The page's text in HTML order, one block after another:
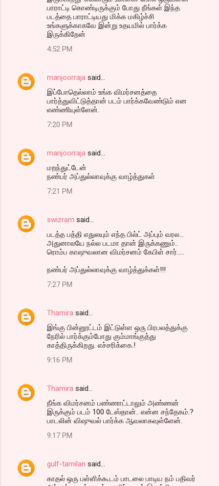
பாராட்டி கொண்டிருக்கும் போது நீங்கள் இந்த
படத்தை பாராட்டியது மிக்க மகிழ்ச்சி
உங்களுக்காகவே இன்று உதயமில் பார்க்க
இருக்கிறேன்
4:52 PM
manjoorraja said…
இப்போதெல்லாம் உங்க விமர்சனத்தை
பார்த்துவிட்டுத்தான் படம் பார்க்கவேண்டும் என
எண்ணியுள்ளேன்.
7:20 PM
manjoorraja said…
மறந்துட்டேன்
நண்பர் அப்துல்லாவுக்கு வாழ்த்துகள்
7:21 PM
swizram said…
படத்த பத்தி எதுலயும் எந்த பில்ட் அப்பும் வரல...
அதுனாலயே நல்ல படமா தான் இருக்கணும்..
ரொம்ப காஷுவலான விமர்சனம் கேபிள் சார்.....
நண்பர் அப்துல்லாவுக்கு வாழ்த்துக்கள்!!!
7:27 PM
Thamira said…
இங்கு பின்னூட்டம் இட்டுள்ள ஒரு பிரபலத்துக்கு
நேரில் பார்க்கும்போது கும்மாங்குத்து
காத்திருக்கிறது. எச்சரிக்கை.!
9:16 PM
Thamira said…
நீங்க விமர்சனம் பண்ணாட்டாலும் அண்ணன்
இருக்கும் படம் 100 டேஸ்தான்.. என்ன சந்தேகம்.?
பாடலின் விஷுவல் பார்க்க ஆவலாகவுள்ளேன்.
9:17 PM
gulf-tamilan said…
காதல் ஒரு பள்ளிக்கூடம் பாடலை பாடிய நம் பதிவர்